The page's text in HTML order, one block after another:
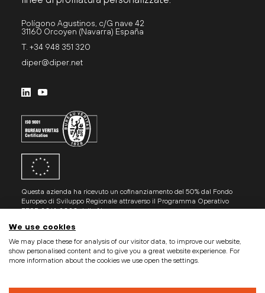
Polígono Agustinos, c/G nave 42
31160 Orcoyen (Navarra) España
T. +34 948 351 320
diper@diper.net
Questa azienda ha ricevuto un cofinanziamento del 50% dal Fondo
Europeo di Sviluppo Regionale attraverso il Programma Operativo
FESR 2014-2020 della Navarra.
© Diper Maquinaria S.L.
We use cookies
We may place these for analysis of our visitor data, to improve our website,
show personalised content and to give you a great website experience. For
more information about the cookies we use open the settings.